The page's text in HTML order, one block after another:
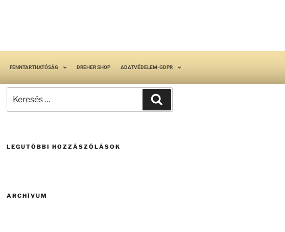
FENNTARTHATÓSÁG DREHER SHOP ADATVÉDELEM-GDPR
LEGUTÓBBI HOZZÁSZÓLÁSOK
ARCHÍVUM